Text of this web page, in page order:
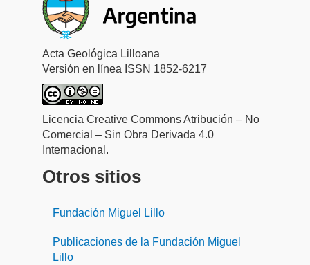
Acta Geológica Lilloana
Versión en línea ISSN 1852-6217
Licencia Creative Commons Atribución – No
Comercial – Sin Obra Derivada 4.0
Internacional.
Otros sitios
Fundación Miguel Lillo
Publicaciones de la Fundación Miguel
Lillo